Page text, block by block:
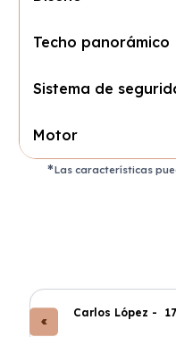
Techo panorámico
Sistema de
Motor
Las características
Carlos López -